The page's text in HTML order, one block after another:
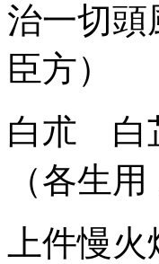
治一切頭
臣方）
白朮 白
（各生
上件慢